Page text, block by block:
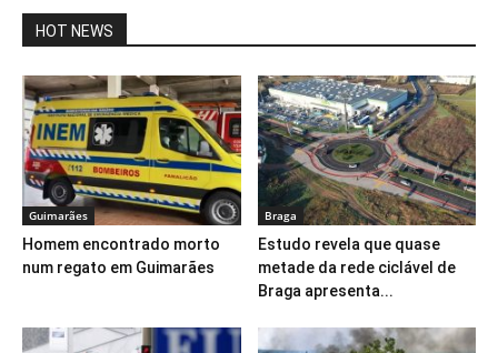
HOT NEWS
Guimarães
Homem encontrado morto
num regato em Guimarães
Braga
Estudo revela que quase
metade da rede ciclável de
Braga apresenta...